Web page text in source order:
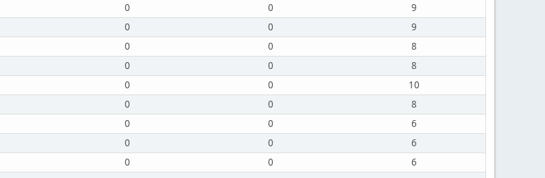
0 0
9
0 0
9
0 0
8
0 0
8
0 0
10
0 0
8
0 0
6
0 0
6
0 0
6